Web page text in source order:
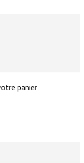
panier